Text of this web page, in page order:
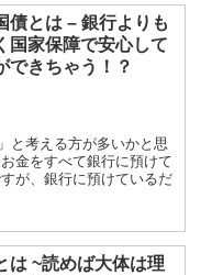
債とは – 銀行よりも
国家保障で安心して
できちゃう！？
と考える方が多いかと思
金をすべて銀行に預けて
が、銀行に預けているだ
は ~読めば大体は理